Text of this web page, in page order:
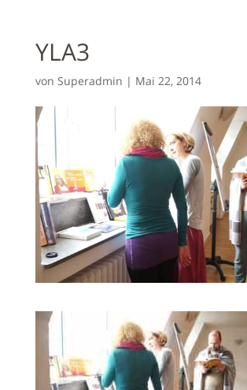
YLA3
von Superadmin | Mai 22, 2014